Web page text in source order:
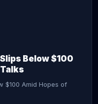
Below $100
$100 Amid Hopes of